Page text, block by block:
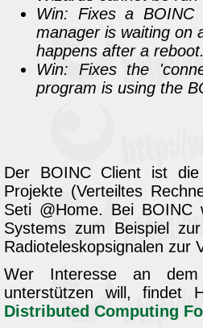
Win: Fixes a BOINC
manager is waiting on
happens after a
Win: Fixes the
program is using the
Der BOINC Client ist die
Projekte (Verteiltes
Seti @Home. Bei BOINC
Systems zum Beispiel
Radioteleskopsignalen zur
Wer Interesse an
unterstützen will, findet
Distributed Computing